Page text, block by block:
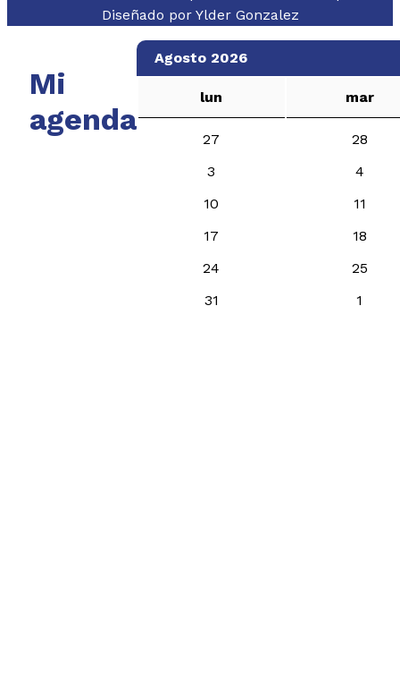
Diseñado por Ylder Gonzalez
Mi
agenda
Agosto 2026
lun mar
27
28
3
4
10
11
17
18
24
25
31
1